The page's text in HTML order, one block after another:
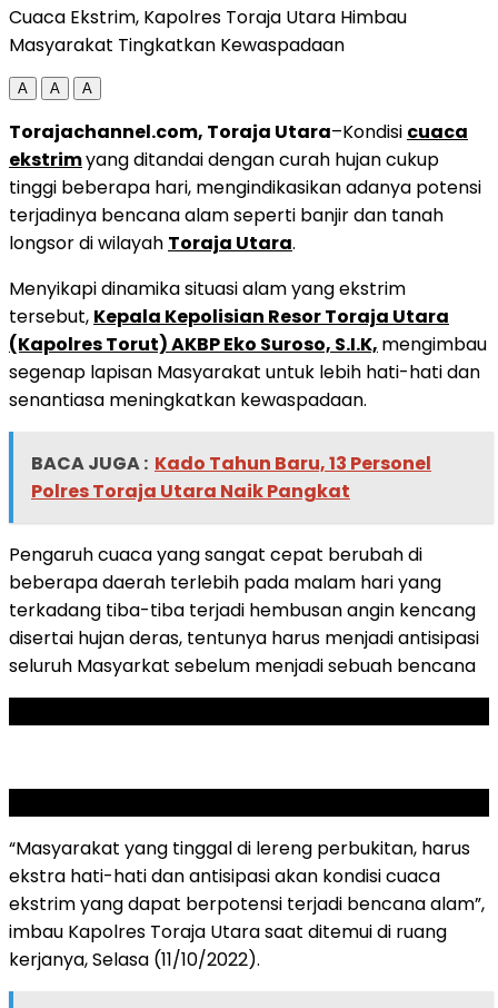
Cuaca Ekstrim, Kapolres Toraja Utara Himbau
Masyarakat Tingkatkan Kewaspadaan
A A A
Torajachannel.com, Toraja Utara–Kondisi cuaca
ekstrimyang ditandai dengan curah hujan cukup
tinggi beberapa hari, mengindikasikan adanya potensi
terjadinya bencana alam seperti banjir dan tanah
longsor di wilayah Toraja Utara.
Menyikapi dinamika situasi alam yang ekstrim
tersebut, Kepala Kepolisian Resor Toraja Utara
(Kapolres Torut) AKBP Eko Suroso, S.I.K, mengimbau
segenap lapisan Masyarakat untuk lebih hati-hati dan
senantiasa meningkatkan kewaspadaan.
BACA JUGA : Kado Tahun Baru, 13 Personel
Polres Toraja Utara Naik Pangkat
Pengaruh cuaca yang sangat cepat berubah di
beberapa daerah terlebih pada malam hari yang
terkadang tiba-tiba terjadi hembusan angin kencang
disertai hujan deras, tentunya harus menjadi antisipasi
seluruh Masyarkat sebelum menjadi sebuah bencana
“Masyarakat yang tinggal di lereng perbukitan, harus
ekstra hati-hati dan antisipasi akan kondisi cuaca
ekstrim yang dapat berpotensi terjadi bencana alam”,
imbau Kapolres Toraja Utara saat ditemui di ruang
kerjanya, Selasa (11/10/2022).